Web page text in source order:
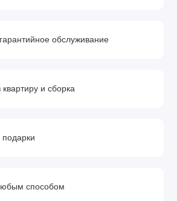
обслуживание
и сборка
способом